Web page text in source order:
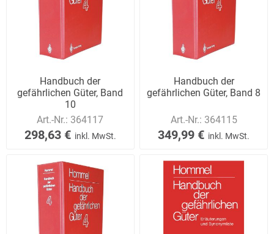
Handbuch der
gefährlichen Güter, Band
10
Art.-Nr.: 364117
298,63 € inkl. MwSt.
Handbuch der
gefährlichen Güter, Band 8
Art.-Nr.: 364115
349,99 € inkl. MwSt.